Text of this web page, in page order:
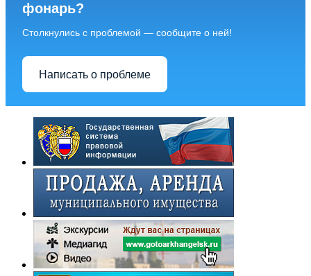
фонарь?
Столкнулись с проблемой — сообщите о ней!
Написать о проблеме